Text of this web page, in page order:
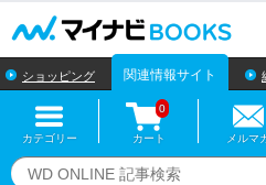
ショッピング 関連情報サイト
カテゴリー カート
0
メルマ